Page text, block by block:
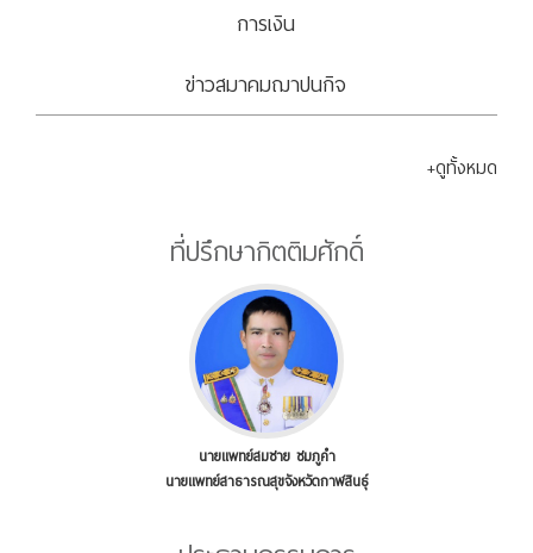
การเงิน
ข่าวสมาคมฌาปนกิจ
+ดูทั้งหมด
ที่ปรึกษากิตติมศักดิ์
นายแพทย์สมชาย ชมภูคำ
นายแพทย์สาธารณสุขจังหวัดกาฬสินธุ์